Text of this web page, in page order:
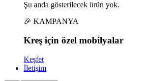
Şu anda gösterilecek ürün yok.
🎉 KAMPANYA
Kreş için özel mobilyalar
Keşfet
İletişim